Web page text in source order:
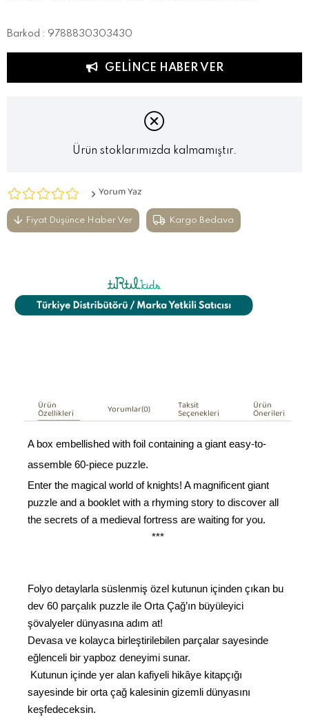
Barkod : 9788830303430
GELINCE HABER VER
Ürün stoklarımızda kalmamıştır.
Yorum Yaz
Fiyat Düşünce Haber Ver Kargo Bedava
Ürün
Özellikleri Yorumlar(0) Taksit
Seçenekleri Ürün
Önerileri
A box embellished with foil containing a giant easy-to-
assemble 60-piece puzzle.
Enter the magical world of knights! A magnificent giant
puzzle and a booklet with a rhyming story to discover all
the secrets of a medieval fortress are waiting for you.
***
Folyo detaylarla süslenmiş özel kutunun içinden çıkan bu
dev 60 parçalık puzzle ile Orta Çağ’ın büyüleyici
şövalyeler dünyasına adım at!
Devasa ve kolayca birleştirilebilen parçalar sayesinde
eğlenceli bir yapboz deneyimi sunar.
Kutunun içinde yer alan kafiyeli hikâye kitapçığı
sayesinde bir orta çağ kalesinin gizemli dünyasını
keşfedeceksin.